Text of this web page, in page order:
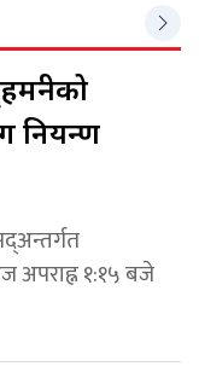
अपराह्न १:१५ बजे